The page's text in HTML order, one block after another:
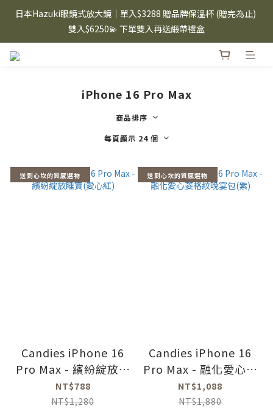
⸜ 8/1-8/31 ⸝  88購物節｜下單滿$1600折$100 / 滿$2200折$200 /
滿$3000折$300 (排除Hazuki及EspressoTokyo)
日本Hazuki眼鏡式放大鏡｜單入$3288 贈品牌保溫杯 (贈完為止)
雙入$6250💫 下單雙入再送緞帶禮盒
Candies 手機殼 $299起🤳🏻下單即贈 限量造型鑰匙圈(款式隨機)
⸜ 8/1-8/31 ⸝  88購物節｜下單滿$1600折$100 / 滿$2200折$200 /
滿$3000折$300 (排除Hazuki及EspressoTokyo)
iPhone 16 Pro Max
商品排序
每頁顯示 24 個
送到心坎的質感選物
Candies iPhone 16
Pro Max - 繽紛綻放睡
寶(愛心紅)
NT$788
NT$1,280
送到心坎的質感選物
Candies iPhone 16
Pro Max - 融化愛心菱
格紋晚宴包(紫)
NT$1,088
NT$1,880